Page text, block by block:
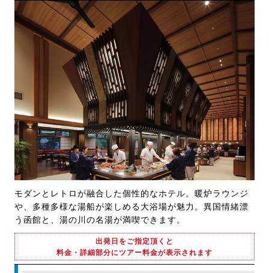
モダンとレトロが融合した個性的なホテル。暖炉ラウンジ
や、多種多様な湯船が楽しめる大浴場が魅力。異国情緒漂
う函館と、湯の川の名湯が満喫できます。
出発日をご指定頂くと
料金・詳細部分にツアー料金が表示されます